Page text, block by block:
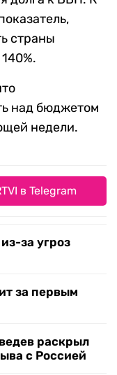
страны
над бюджетом
недели.
в Telegram
за угроз
за первым
раскрыл
с Россией